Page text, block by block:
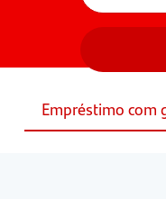
Empréstimo com